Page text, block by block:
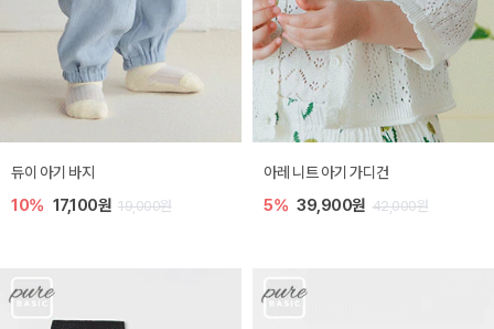
듀이 아기 바지
10% 17,100원 19,000원
아레 니트 아기 가디건
5% 39,900원 42,000원